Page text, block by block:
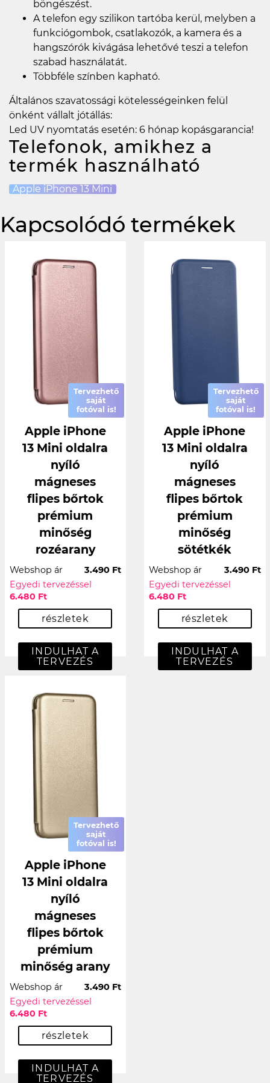
böngészést.
A telefon egy szilikon tartóba kerül, melyben a
funkciógombok, csatlakozók, a kamera és a
hangszórók kivágása lehetővé teszi a telefon
szabad használatát.
Többféle színben kapható.
Általános szavatossági kötelességeinken felül
önként vállalt jótállás:
Led UV nyomtatás esetén: 6 hónap kopásgarancia!
Telefonok, amikhez a
termék használható
Apple iPhone 13 Mini
Kapcsolódó termékek
Tervezhető
saját
fotóval is!
Apple iPhone
13 Mini oldalra
nyíló
mágneses
flipes bőrtok
prémium
minőség
rozéarany
Webshop ár
3.490 Ft
Egyedi tervezéssel
6.480 Ft
részletek
INDULHAT A
TERVEZÉS
Tervezhető
saját
fotóval is!
Apple iPhone
13 Mini oldalra
nyíló
mágneses
flipes bőrtok
prémium
minőség
sötétkék
Webshop ár
3.490 Ft
Egyedi tervezéssel
6.480 Ft
részletek
INDULHAT A
TERVEZÉS
Tervezhető
saját
fotóval is!
Apple iPhone
13 Mini oldalra
nyíló
mágneses
flipes bőrtok
prémium
minőség arany
Webshop ár
3.490 Ft
Egyedi tervezéssel
6.480 Ft
részletek
INDULHAT A
TERVEZÉS